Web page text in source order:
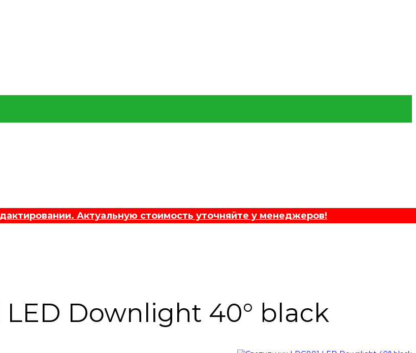
Актуальную стоимость уточняйте у менеджеров!
LED Downlight 40° black